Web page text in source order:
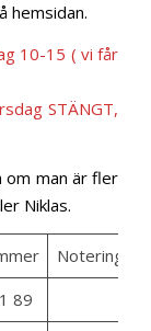
hemsidan.
10-15 ( vi får
STÄNGT,
om man är fler
Niklas.
Notering
89